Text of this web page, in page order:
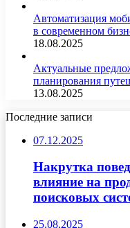
Автоматизация
в современном
18.08.2025
Актуальные
планирования
13.08.2025
Последние записи
07.12.2025
Накрутка
влияние на
поисковых
25.08.2025